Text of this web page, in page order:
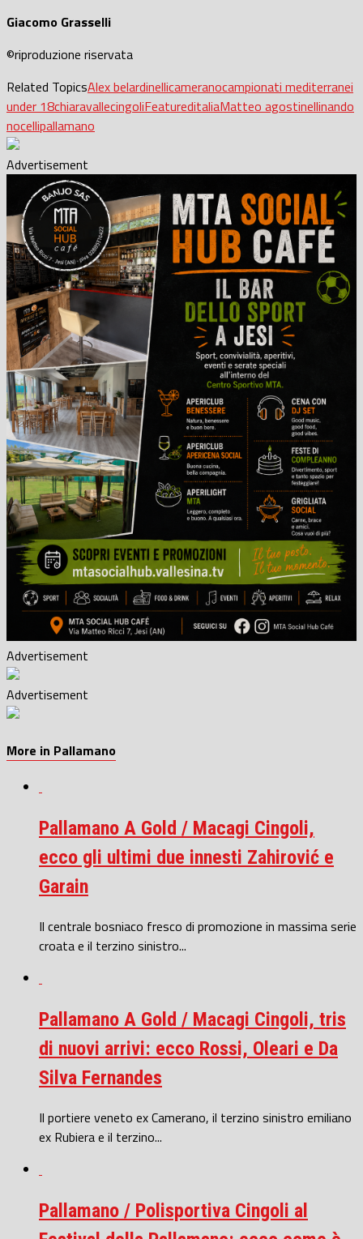
Giacomo Grasselli
©riproduzione riservata
Related TopicsAlex belardinellicameranocampionati mediterranei
under 18chiaravallecingoliFeatureditaliaMatteo agostinellinando
nocellipallamano
Advertisement
Advertisement
Advertisement
More in Pallamano
Pallamano A Gold / Macagi Cingoli,
ecco gli ultimi due innesti Zahirović e
Garain
Il centrale bosniaco fresco di promozione in massima serie
croata e il terzino sinistro...
Pallamano A Gold / Macagi Cingoli, tris
di nuovi arrivi: ecco Rossi, Oleari e Da
Silva Fernandes
Il portiere veneto ex Camerano, il terzino sinistro emiliano
ex Rubiera e il terzino...
Pallamano / Polisportiva Cingoli al